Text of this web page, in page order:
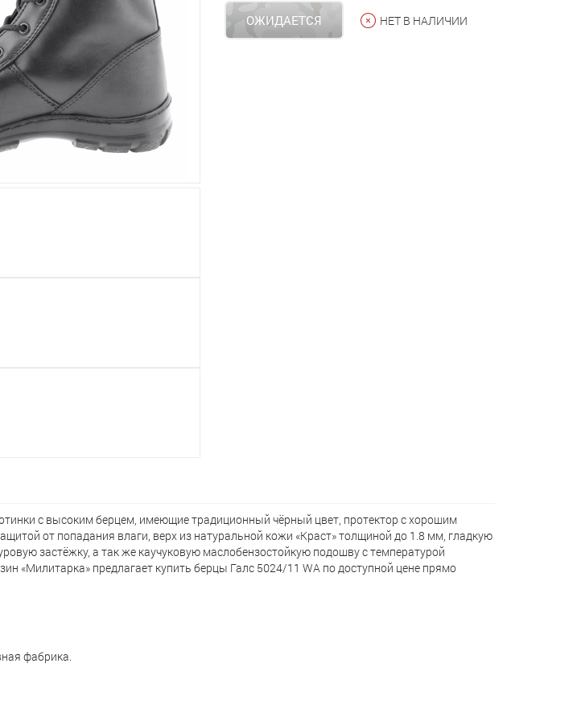
ОЖИДАЕТСЯ НЕТ В НАЛИЧИИ
с высоким берцем, имеющие традиционный чёрный цвет, протектор с хорошим
от попадания влаги, верх из натуральной кожи «Краст» толщиной до 1.8 мм, гладкую
застёжку, а так же каучуковую маслобензостойкую подошву с температурой
«Милитарка» предлагает кyпить берцы Галс 5024/11 WA по доступной цене прямо
фабрика.